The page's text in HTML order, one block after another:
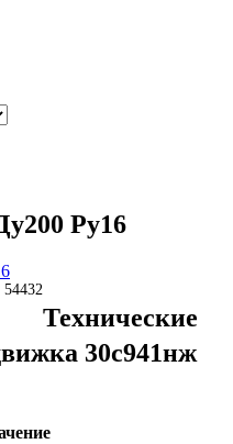
Ру16
Технические
30с941нж